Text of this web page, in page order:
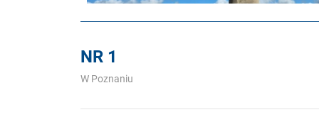
NR 1
W Poznaniu